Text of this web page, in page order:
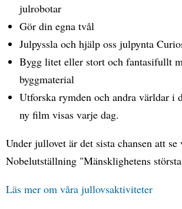
julrobotar
Gör din egna tvål
Julpyssla och hjälp oss julpynta
Bygg litet eller stort och fantasifullt
byggmaterial
Utforska rymden och andra världar i
ny film visas varje dag.
Under jullovet är det sista chansen att se
Nobelutställning "Mänsklighetens
Läs mer om våra jullovsaktiviteter